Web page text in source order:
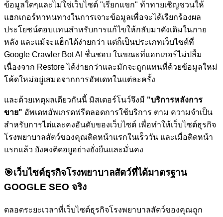
ข้อมูลใดๆและไม่ใช่เว็บไซต์ "เรียกแขก" ท้าทายเชิญชวนให้
แฮกเกอร์หาหนทางในการเจาะข้อมูลเพื่อจะได้เรียกร้องผล
ประโยชน์ตอบแทนสำหรับการแก้ไขให้กลับมาดังเดิมในภาย
หลัง และแม้จะแฮ็กได้ง่ายกว่า แต่ก็เป็นประเภทเว็บไซต์ที่
Google Crawler Bot AI ชื่นชอบ ในขณะที่แฮกเกอร์ไม่ปลื้ม
เนื่องจาก Restore ได้ง่ายกว่าและมักจะถูกแทนที่ด้วยข้อมูลใหม่
โค้ดใหม่อยู่เสมอจากการอัพเดทในแต่ละครั้ง
และด้วยเหตุผลเดียวกันนี้ มิสเตอร์โนว์จึงมี "บริการหลังการ
ขาย" อัพเดทอัพเกรดฟรีตลอดการใช้บริการ ตาม ความจำเป็น
สำหรับการไต่และคงอันดับของเว็บไซต์ เพื่อทำให้เว็บไซต์ธุรกิจ
โรงพยาบาลสัตว์ของคุณติดหน้าแรกในเร็ววัน และเมื่อติดหน้า
แรกแล้ว ยังคงติดอยูอย่างยั่งยืนและมั่นคง
🎯เว็บไซต์ธุรกิจโรงพยาบาลสัตว์ที่ได้มาตรฐาน
GOOGLE SEO จริง
ตลอดระยะเวลาที่เว็บไซต์ธุรกิจโรงพยาบาลสัตว์ของคุณถูก